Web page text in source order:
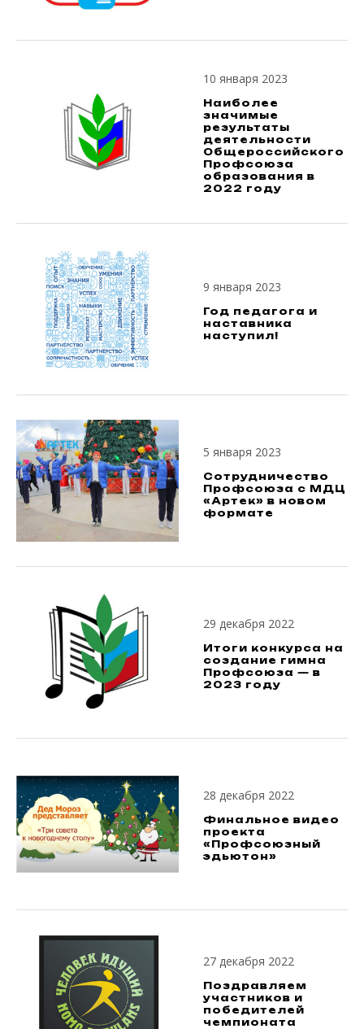
10 января 2023
Наиболее
значимые
результаты
деятельности
Общероссийского
Профсоюза
образования в
2022 году
9 января 2023
Год педагога и
наставника
наступил!
5 января 2023
Сотрудничество
Профсоюза с МДЦ
«Артек» в новом
формате
29 декабря 2022
Итоги конкурса на
создание гимна
Профсоюза — в
2023 году
28 декабря 2022
Финальное видео
проекта
«Профсоюзный
эдьютон»
27 декабря 2022
Поздравляем
участников и
победителей
чемпионата